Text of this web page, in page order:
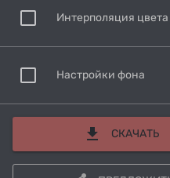
Интерполяция цвета
Настройки фона
download СКАЧАТЬ